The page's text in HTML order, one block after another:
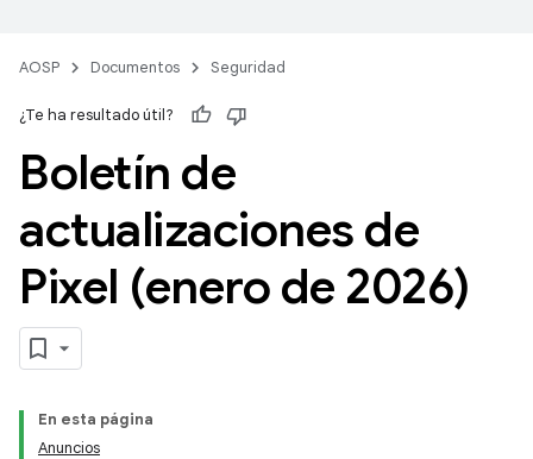
AOSP Documentos Seguridad
¿Te ha resultado útil?
Boletín de
actualizaciones de
Pixel (enero de 2026)
En esta página
Anuncios